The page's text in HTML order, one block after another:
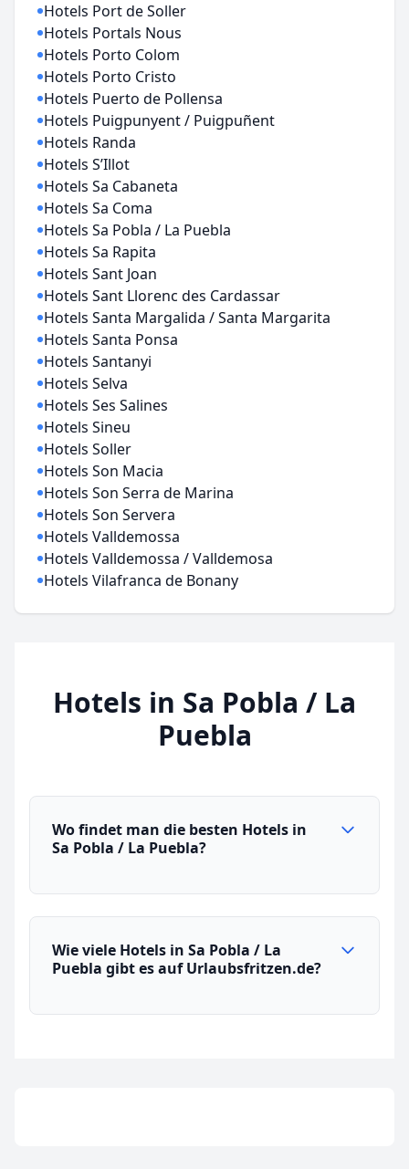
Hotels Port de Soller
Hotels Portals Nous
Hotels Porto Colom
Hotels Porto Cristo
Hotels Puerto de Pollensa
Hotels Puigpunyent / Puigpuñent
Hotels Randa
Hotels S’Illot
Hotels Sa Cabaneta
Hotels Sa Coma
Hotels Sa Pobla / La Puebla
Hotels Sa Rapita
Hotels Sant Joan
Hotels Sant Llorenc des Cardassar
Hotels Santa Margalida / Santa Margarita
Hotels Santa Ponsa
Hotels Santanyi
Hotels Selva
Hotels Ses Salines
Hotels Sineu
Hotels Soller
Hotels Son Macia
Hotels Son Serra de Marina
Hotels Son Servera
Hotels Valldemossa
Hotels Valldemossa / Valldemosa
Hotels Vilafranca de Bonany
Hotels in Sa Pobla / La
Puebla
Wo findet man die besten Hotels in
Sa Pobla / La Puebla?
Wie viele Hotels in Sa Pobla / La
Puebla gibt es auf Urlaubsfritzen.de?